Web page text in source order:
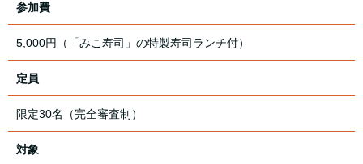
参加費
5,000円（「みこ寿司」の特製寿司ランチ付）
定員
限定30名（完全審査制）
対象